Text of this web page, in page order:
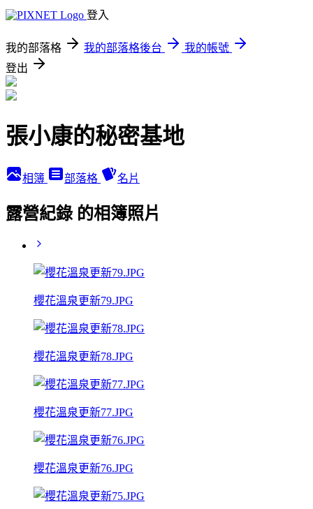
登入
我的部落格 我的部落格後台
我的帳號
登出
張小康的秘密基地
相簿 部落格 名片
露營紀錄 的相簿照片
櫻花溫泉更新79.JPG
櫻花溫泉更新78.JPG
櫻花溫泉更新77.JPG
櫻花溫泉更新76.JPG